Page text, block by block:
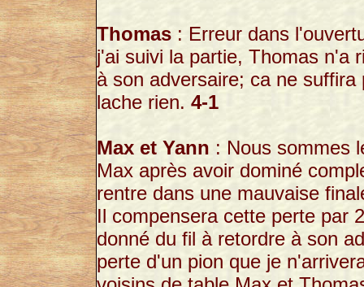
Thomas : Erreur dans
j'ai suivi la partie, Thomas n'a
à son adversaire; ca ne
lache rien. 4-1
Max et Yann : Nous sommes
Max après avoir dominé
rentre dans une mauvaise
Il compensera cette perte par
donné du fil à retordre à son
perte d'un pion que je